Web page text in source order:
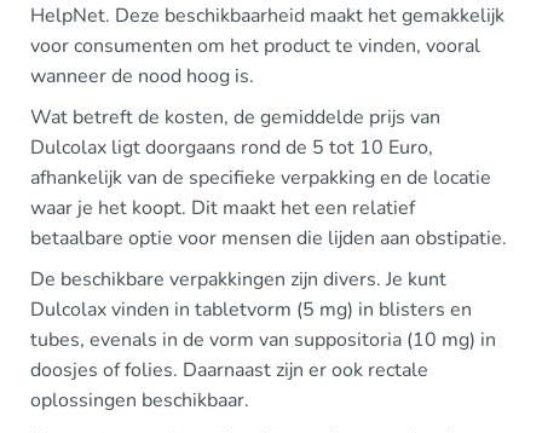
HelpNet. Deze beschikbaarheid maakt het gemakkelijk
voor consumenten om het product te vinden, vooral
wanneer de nood hoog is.
Wat betreft de kosten, de gemiddelde prijs van
Dulcolax ligt doorgaans rond de 5 tot 10 Euro,
afhankelijk van de specifieke verpakking en de locatie
waar je het koopt. Dit maakt het een relatief
betaalbare optie voor mensen die lijden aan obstipatie.
De beschikbare verpakkingen zijn divers. Je kunt
Dulcolax vinden in tabletvorm (5 mg) in blisters en
tubes, evenals in de vorm van suppositoria (10 mg) in
doosjes of folies. Daarnaast zijn er ook rectale
oplossingen beschikbaar.